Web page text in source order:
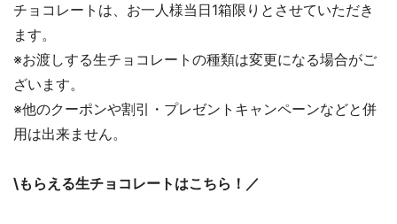
チョコレートは、お一人様当日1箱限りとさせていただき
ます。
※お渡しする生チョコレートの種類は変更になる場合がご
ざいます。
※他のクーポンや割引・プレゼントキャンペーンなどと併
用は出来ません。
\もらえる生チョコレートはこちら！／